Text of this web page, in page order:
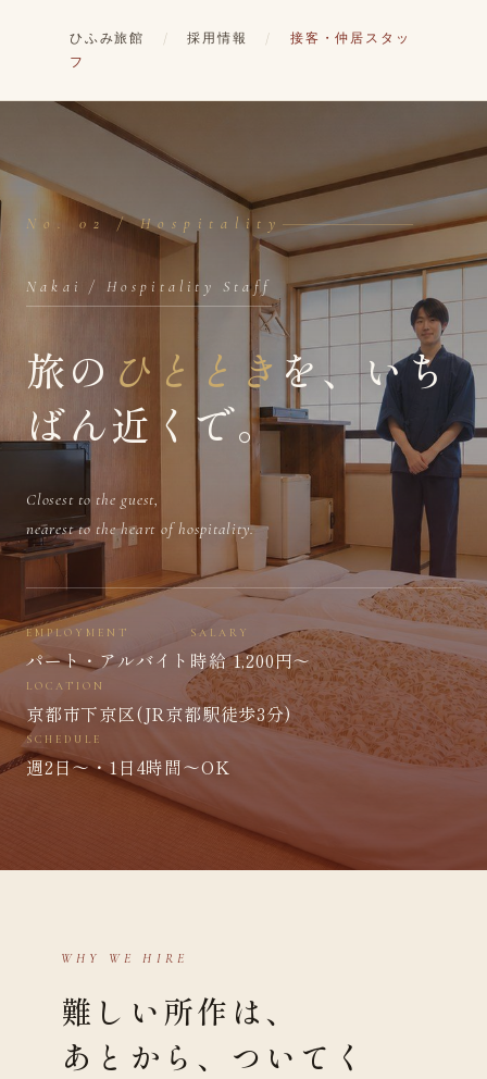
ひふみ旅館 / 採用情報 /
接客・仲居スタッ
フ
No. 02 / Hospitality
Nakai / Hospitality Staff
旅の ひととき を、いち
ばん近くで。
Closest to the guest,
nearest to the heart of hospitality.
EMPLOYMENT
パート・アルバイト
SALARY
時給 1,200円〜
LOCATION
京都市下京区(JR京都駅徒歩3分)
SCHEDULE
週2日〜・1日4時間〜OK
WHY WE HIRE
難しい所作は、
あとから、ついてく